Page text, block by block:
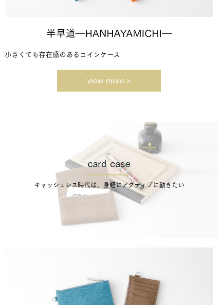
半早道―HANHAYAMICHI―
小さくても存在感のあるコインケース
view more >
card case
キャッシュレス時代は、身軽にアクティブに動きたい